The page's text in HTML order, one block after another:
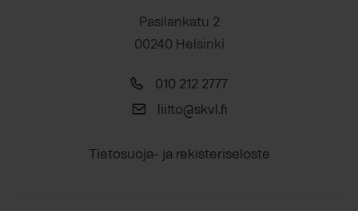
Pasilankatu 2
00240 Helsinki
010 212 2777
liitto@skvl.fi
Tietosuoja- ja rekisteriseloste